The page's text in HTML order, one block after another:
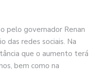
pelo governador Renan
das redes sociais. Na
que o aumento terá
bem como na